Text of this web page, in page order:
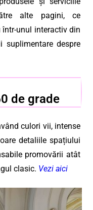
alte pagini, ce
unul interactiv din
despre
de grade
culori vii, intense
detaliile spațiului
promovării atât
clasic. Vezi aici